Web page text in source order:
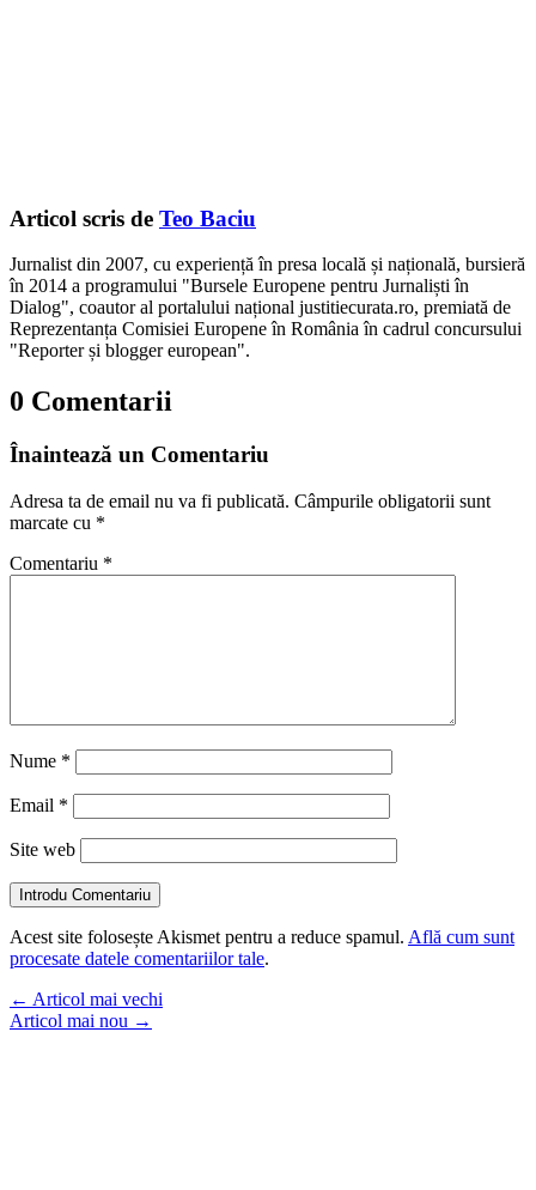
Articol scris de Teo Baciu
Jurnalist din 2007, cu experiență în presa locală și națională, bursieră
în 2014 a programului "Bursele Europene pentru Jurnaliști în
Dialog", coautor al portalului național justitiecurata.ro, premiată de
Reprezentanța Comisiei Europene în România în cadrul concursului
"Reporter și blogger european".
0 Comentarii
Înaintează un Comentariu
Adresa ta de email nu va fi publicată. Câmpurile obligatorii sunt
marcate cu *
Comentariu *
Nume *
Email *
Site web
Introdu Comentariu
Acest site folosește Akismet pentru a reduce spamul. Află cum sunt
procesate datele comentariilor tale.
← Articol mai vechi
Articol mai nou →